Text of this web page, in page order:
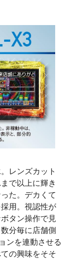
レンズカット
で以上に輝き
た。デカくて
用。視認性が
タン操作で見
分毎に店舗側
ンを連動させる
の興味をそそ